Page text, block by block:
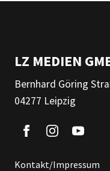
LZ MEDIEN
Bernhard Göring
04277 Leipzig
Kontakt/Impressum